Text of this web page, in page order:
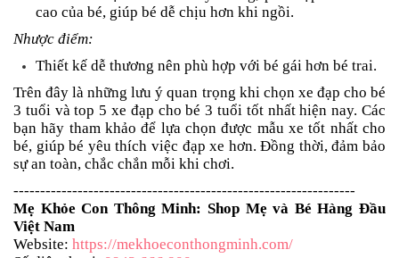
cao của bé, giúp bé dễ chịu hơn khi ngồi.
Nhược điểm:
Thiết kế dễ thương nên phù hợp với bé gái hơn bé trai.
Trên đây là những lưu ý quan trọng khi chọn xe đạp cho bé
3 tuổi và top 5 xe đạp cho bé 3 tuổi tốt nhất hiện nay. Các
bạn hãy tham khảo để lựa chọn được mẫu xe tốt nhất cho
bé, giúp bé yêu thích việc đạp xe hơn. Đồng thời, đảm bảo
sự an toàn, chắc chắn mỗi khi chơi.
----------------------------------------------------------------
Mẹ Khỏe Con Thông Minh: Shop Mẹ và Bé Hàng Đầu
Việt Nam
Website: https://mekhoeconthongminh.com/